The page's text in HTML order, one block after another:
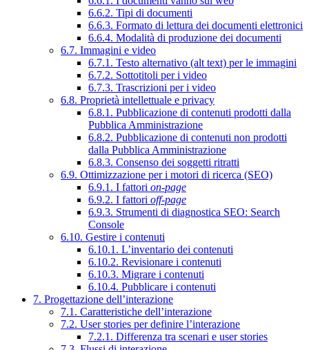
6.6.2. Tipi di documenti
6.6.3. Formato di lettura dei documenti elettronici
6.6.4. Modalità di produzione dei documenti
6.7. Immagini e video
6.7.1. Testo alternativo (alt text) per le immagini
6.7.2. Sottotitoli per i video
6.7.3. Trascrizioni per i video
6.8. Proprietà intellettuale e privacy
6.8.1. Pubblicazione di contenuti prodotti dalla
Pubblica Amministrazione
6.8.2. Pubblicazione di contenuti non prodotti
dalla Pubblica Amministrazione
6.8.3. Consenso dei soggetti ritratti
6.9. Ottimizzazione per i motori di ricerca (SEO)
6.9.1. I fattori on-page
6.9.2. I fattori off-page
6.9.3. Strumenti di diagnostica SEO: Search
Console
6.10. Gestire i contenuti
6.10.1. L’inventario dei contenuti
6.10.2. Revisionare i contenuti
6.10.3. Migrare i contenuti
6.10.4. Pubblicare i contenuti
7. Progettazione dell’interazione
7.1. Caratteristiche dell’interazione
7.2. User stories per definire l’interazione
7.2.1. Differenza tra scenari e user stories